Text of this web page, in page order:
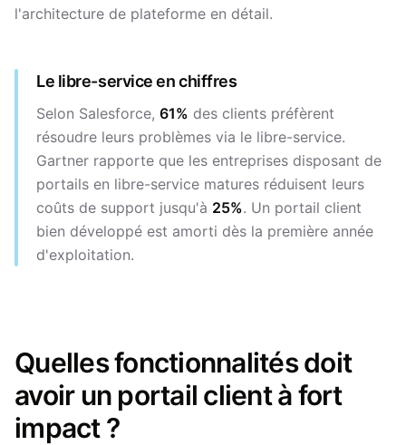
l'architecture de plateforme en détail.
Le libre-service en chiffres
Selon Salesforce, 61% des clients préfèrent
résoudre leurs problèmes via le libre-service.
Gartner rapporte que les entreprises disposant de
portails en libre-service matures réduisent leurs
coûts de support jusqu'à 25%. Un portail client
bien développé est amorti dès la première année
d'exploitation.
Quelles fonctionnalités doit
avoir un portail client à fort
impact ?